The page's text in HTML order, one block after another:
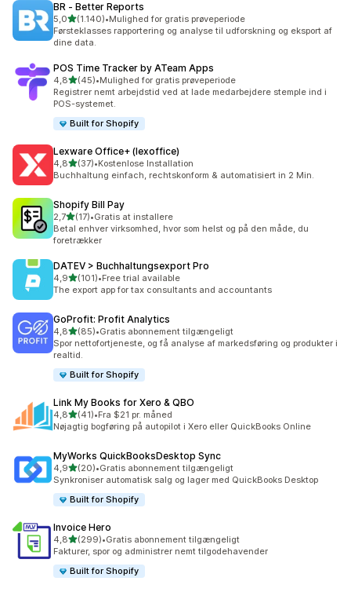
BR ‑ Better Reports
5,0ud af 5 stjerner
(1.140)
1140 anmeldelser i alt
•Mulighed for gratis prøveperiode
Førsteklasses rapportering og analyse til udforskning og eksport af
dine data.
POS Time Tracker by ATeam Apps
4,8ud af 5 stjerner
(45)
45 anmeldelser i alt
•Mulighed for gratis prøveperiode
Registrer nemt arbejdstid ved at lade medarbejdere stemple ind i
POS-systemet.
Built for Shopify
Lexware Office+ (lexoffice)
4,8ud af 5 stjerner
(37)
37 anmeldelser i alt
•Kostenlose Installation
Buchhaltung einfach, rechtskonform & automatisiert in 2 Min.
Shopify Bill Pay
2,7ud af 5 stjerner
(17)
17 anmeldelser i alt
•Gratis at installere
Betal enhver virksomhed, hvor som helst og på den måde, du
foretrækker
DATEV > Buchhaltungsexport Pro
4,9ud af 5 stjerner
(101)
101 anmeldelser i alt
•Free trial available
The export app for tax consultants and accountants
GoProfit: Profit Analytics
4,8ud af 5 stjerner
(85)
85 anmeldelser i alt
•Gratis abonnement tilgængeligt
Spor nettofortjeneste, og få analyse af markedsføring og produkter i
realtid.
Built for Shopify
Link My Books for Xero & QBO
4,8ud af 5 stjerner
(41)
41 anmeldelser i alt
•Fra $21 pr. måned
Nøjagtig bogføring på autopilot i Xero eller QuickBooks Online
MyWorks QuickBooksDesktop Sync
4,9ud af 5 stjerner
(20)
20 anmeldelser i alt
•Gratis abonnement tilgængeligt
Synkroniser automatisk salg og lager med QuickBooks Desktop
Built for Shopify
Invoice Hero
4,8ud af 5 stjerner
(299)
299 anmeldelser i alt
•Gratis abonnement tilgængeligt
Fakturer, spor og administrer nemt tilgodehavender
Built for Shopify